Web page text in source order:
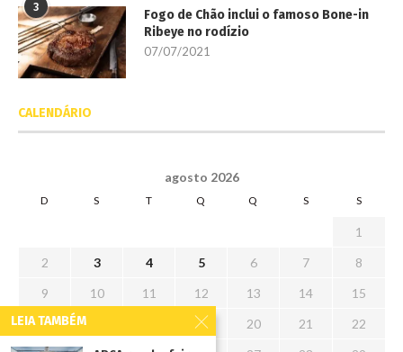
3
Fogo de Chão inclui o famoso Bone-in
Ribeye no rodízio
07/07/2021
CALENDÁRIO
agosto 2026
D S T Q Q S S
1
2
3 4 5 6 7
8
9
10 11 12 13 14
15
16
19 20 21
22
LEIA TAMBÉM